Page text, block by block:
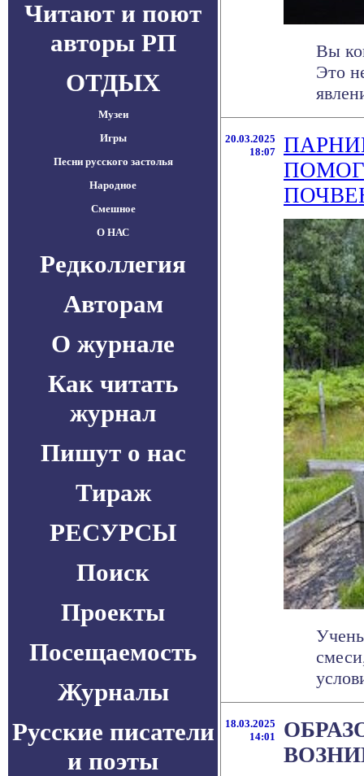
Читают и поют
авторы РП
ОТДЫХ
Музеи
Игры
Песни русского застолья
Народное
Смешное
О НАС
Редколлегия
Авторам
О журнале
Как читать
журнал
Пишут о нас
Тираж
РЕСУРСЫ
Поиск
Проекты
Посещаемость
Журналы
Русские писатели
и поэты
Вы
Это
20.03.2025
18:07
18.03.2025
14:01